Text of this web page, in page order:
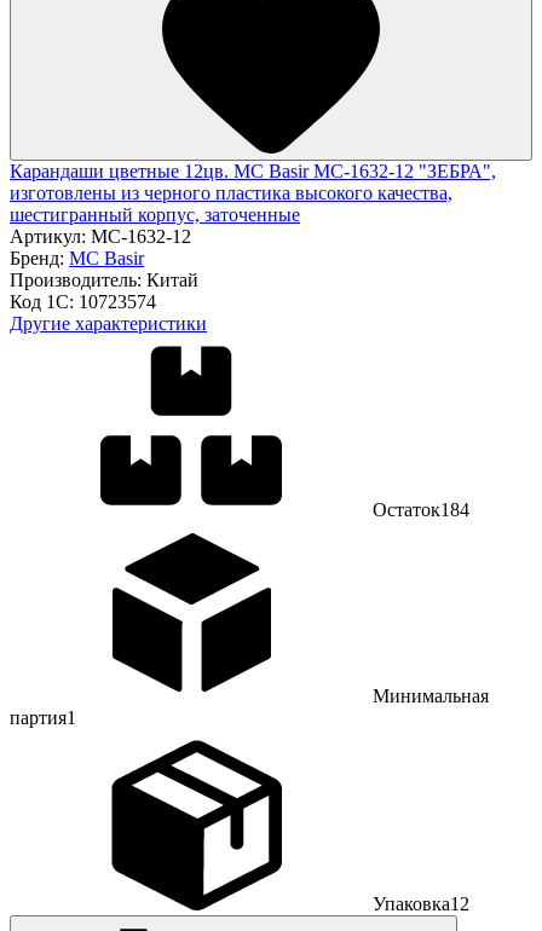
Карандаши цветные 12цв. MC Basir МС-1632-12 "ЗЕБРА",
изготовлены из черного пластика высокого качества,
шестигранный корпус, заточенные
Артикул: МС-1632-12
Бренд: MC Basir
Производитель: Китай
Код 1С: 10723574
Другие характеристики
Остаток184
Минимальная
партия1
Упаковка12